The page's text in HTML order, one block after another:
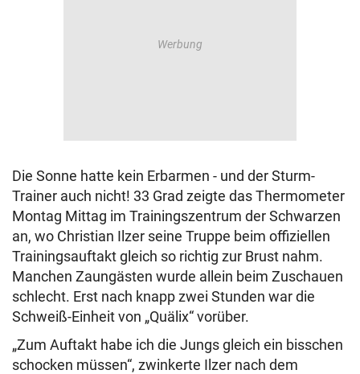
Die Sonne hatte kein Erbarmen - und der Sturm-
Trainer auch nicht! 33 Grad zeigte das Thermometer
Montag Mittag im Trainingszentrum der Schwarzen
an, wo Christian Ilzer seine Truppe beim offiziellen
Trainingsauftakt gleich so richtig zur Brust nahm.
Manchen Zaungästen wurde allein beim Zuschauen
schlecht. Erst nach knapp zwei Stunden war die
Schweiß-Einheit von „Quälix“ vorüber.
„Zum Auftakt habe ich die Jungs gleich ein bisschen
schocken müssen“, zwinkerte Ilzer nach dem